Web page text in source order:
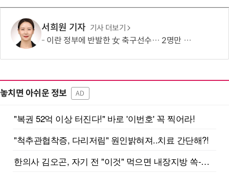
서희원 기자 기사 더보기
이란 정부에 반발한 女 축구선수… 2명만 호주 시민권 취득
놓치면 아쉬운 정보 AD